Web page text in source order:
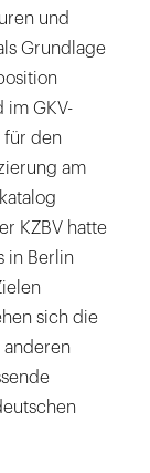
und
Grundlage
im GKV-
für den
am
KZBV hatte
in Berlin
sich die
anderen